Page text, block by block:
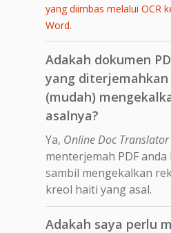
yang diimbas melalui OCR
Word.
Adakah dokumen
yang diterjemahkan
(mudah)
asalnya?
Ya, Online Doc Translator
menterjemah PDF anda
sambil mengekalkan
kreol haiti yang asal.
Adakah saya perlu